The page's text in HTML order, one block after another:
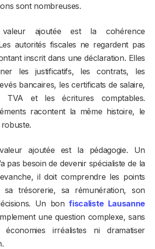
sont nombreuses.
ajoutée est la cohérence
autorités fiscales ne regardent pas
inscrit dans une déclaration. Elles
les justificatifs, les contrats, les
bancaires, les certificats de salaire,
TVA et les écritures comptables.
racontent la même histoire, le
ajoutée est la pédagogie. Un
pas besoin de devenir spécialiste de la
il doit comprendre les points
sa trésorerie, sa rémunération, son
Un bonfiscaliste Lausanne
une question complexe, sans
irréalistes ni dramatiser